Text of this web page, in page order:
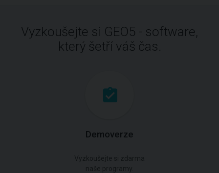
Vyzkoušejte si GEO5 - software,
který šetří váš čas.
Demoverze